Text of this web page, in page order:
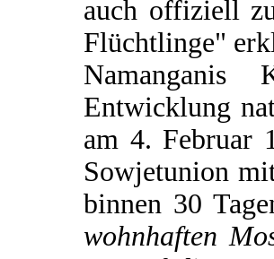
auch offiziell
Flüchtlinge"
Namanganis
Entwicklung
am 4. Februar
Sowjetunion
binnen 30
wohnhaften